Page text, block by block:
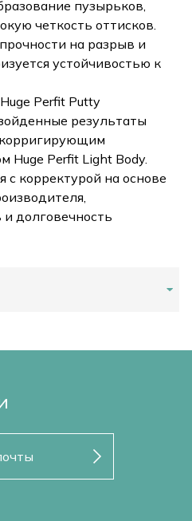
пузырьков,
четкость оттисков.
на разрыв и
устойчивостью к
Perfit Putty
результаты
Huge Perfit Light Body.
с корректурой на основе
и долговечность